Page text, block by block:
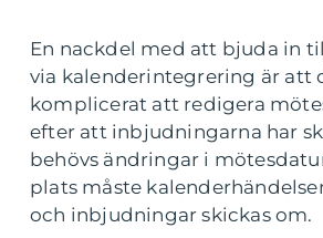
En nackdel med att bjuda in
via kalenderintegrering är att
komplicerat att redigera
efter att inbjudningarna har
behövs ändringar i
plats måste
och inbjudningar skickas om.